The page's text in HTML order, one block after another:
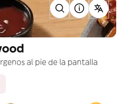
al pie de la pantalla